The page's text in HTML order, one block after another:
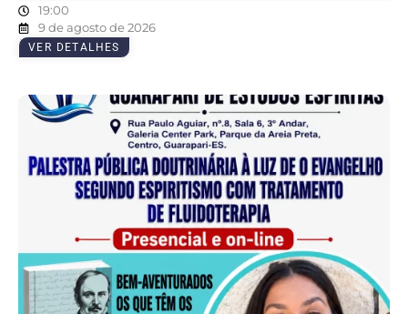
19:00
9 de agosto de 2026
VER DETALHES